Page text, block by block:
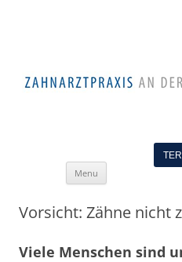
Menu
Vorsicht: Zähne nicht
Viele Menschen sind